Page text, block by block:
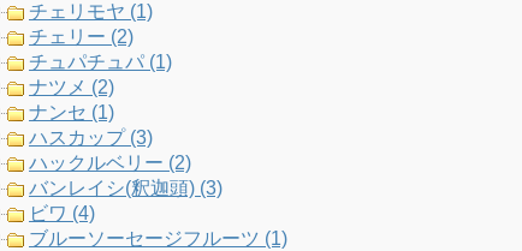
チェリモヤ (1)
チェリー (2)
チュパチュパ (1)
ナツメ (2)
ナンセ (1)
ハスカップ (3)
ハックルベリー (2)
バンレイシ(釈迦頭) (3)
ビワ (4)
ブルーソーセージフルーツ (1)